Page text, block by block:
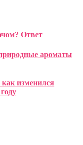
Ответ
ароматы
изменился